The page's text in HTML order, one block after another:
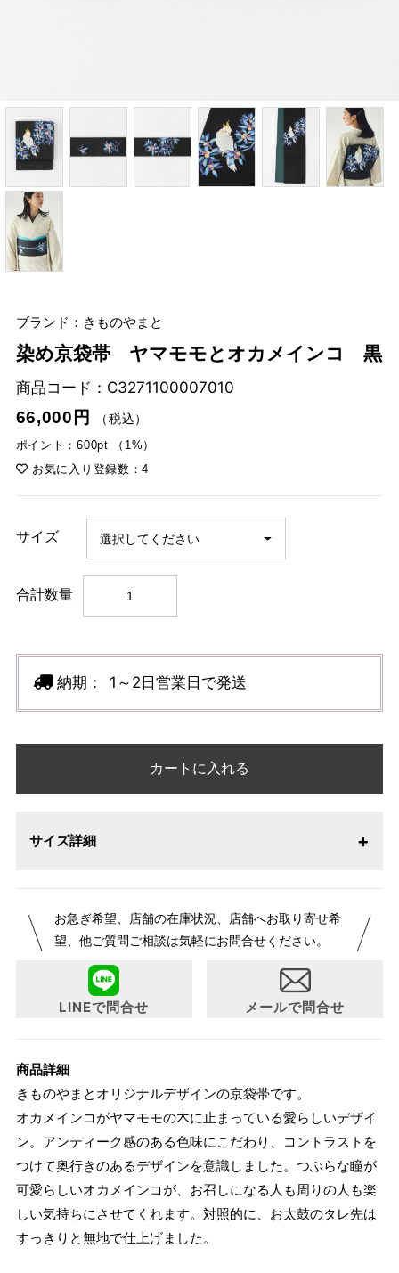
ブランド：きものやまと
染め京袋帯 ヤマモモとオカメインコ 黒
商品コード： C3271100007010
66,000円
（税込）
ポイント：600pt （1%）
お気に入り登録数：4
サイズ
合計数量
納期： 1～2日営業日で発送
カートに入れる
サイズ詳細
お急ぎ希望、店舗の在庫状況、店舗へお取り寄せ希
望、他ご質問ご相談は気軽にお問合せください。
LINEで問合せ メールで問合せ
商品詳細
きものやまとオリジナルデザインの京袋帯です。
オカメインコがヤマモモの木に止まっている愛らしいデザイ
ン。アンティーク感のある色味にこだわり、コントラストを
つけて奥行きのあるデザインを意識しました。つぶらな瞳が
可愛らしいオカメインコが、お召しになる人も周りの人も楽
しい気持ちにさせてくれます。対照的に、お太鼓のタレ先は
すっきりと無地で仕上げました。